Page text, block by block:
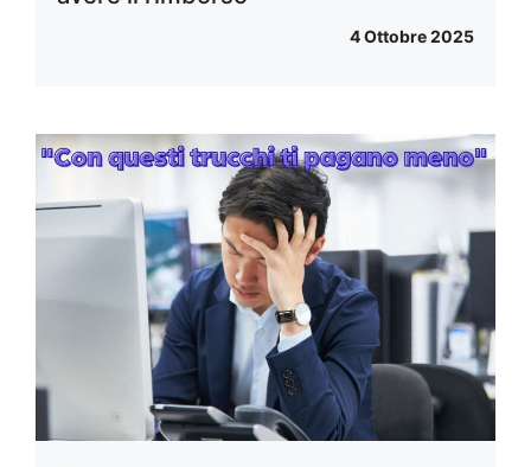
4 Ottobre 2025